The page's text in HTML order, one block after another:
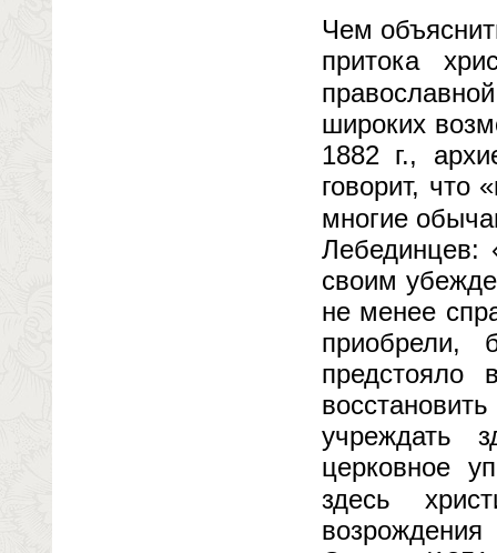
Чем
притока
широких
1882 г.,
говорит, что
многие
Лебединцев:
своим
не менее
приобрели,
предстояло
учреждать
церковное
здесь